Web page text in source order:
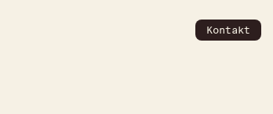
Kontakt